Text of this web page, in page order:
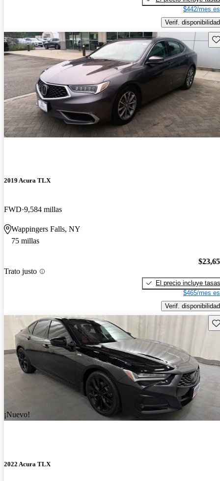
$442/mes
Verif. disponibilidad
2019 Acura TLX
FWD 9,584 millas
Wappingers Falls, NY
75 millas
Trato justo
El precio incluye tasas
$465/mes
Verif. disponibilidad
¡Nuevo!
2022 Acura TLX